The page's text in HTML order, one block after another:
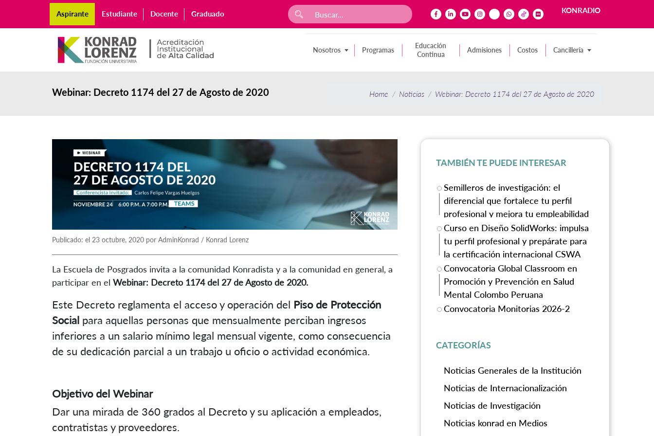
Aspirante Estudiante Docente Graduado KONRADIO
Nosotros Programas
Educación
Continua
Admisiones Costos Cancillería
Webinar: Decreto 1174 del 27 de Agosto de 2020 Home Noticias Webinar: Decreto 1174 del 27 de Agosto de 2020
Publicado: el 23 octubre, 2020 por AdminKonrad / Konrad Lorenz
La Escuela de Posgrados invita a la comunidad Konradista y a la comunidad en general, a
participar en el Webinar: Decreto 1174 del 27 de Agosto de 2020.
Este Decreto reglamenta el acceso y operación del Piso de Protección
Social para aquellas personas que mensualmente perciban ingresos
inferiores a un salario mínimo legal mensual vigente, como consecuencia
de su dedicación parcial a un trabajo u oficio o actividad económica.
Objetivo del Webinar
Dar una mirada de 360 grados al Decreto y su aplicación a empleados,
contratistas y proveedores.
TAMBIÉN TE PUEDE INTERESAR
Semilleros de investigación: el
diferencial que fortalece tu perfil
profesional y mejora tu empleabilidad
Curso en Diseño SolidWorks: impulsa
tu perfil profesional y prepárate para
la certificación internacional CSWA
Convocatoria Global Classroom en
Promoción y Prevención en Salud
Mental Colombo Peruana
Convocatoria Monitorias 2026-2
CATEGORÍAS
Noticias Generales de la Institución
Noticias de Internacionalización
Noticias de Investigación
Noticias konrad en Medios